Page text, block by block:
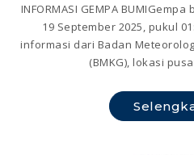
INFORMASI GEMPA
19 September 2025, pukul
informasi dari Badan
(BMKG), lokasi